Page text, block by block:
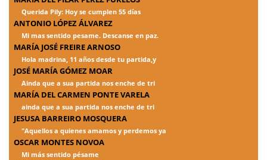
Querida Pily: Hoy se cumplen 55 días
ANTONIO LÓPEZ ÁLVAREZ
Mi mas sentido pesame. Descanse en paz.
MARÍA JOSÉ FREIRE ARNOSO
Hola madrina, 11 años desde tu partida,y
JOSÉ MARÍA GÓMEZ MOAR
Ainda que a sua partida nos enche de tri
MARÍA DEL CARMEN PONTE VARELA
ainda que a sua partida nos enche de tri
JESUSA BARREIRO MOSQUERA
"Aquellos a quienes amamos y perdemos ya
OSCAR MONTES NOVOA
Mi más sentido pésame